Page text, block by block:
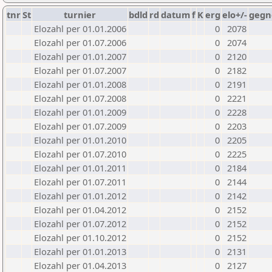
tnrSt turnier bdld rd datumf Kerg elo+/-
Elozahl per 01.01.2006
0 2078
Elozahl per 01.07.2006
0 2074
Elozahl per 01.01.2007
0 2120
Elozahl per 01.07.2007
0 2182
Elozahl per 01.01.2008
0 2191
Elozahl per 01.07.2008
0 2221
Elozahl per 01.01.2009
0 2228
Elozahl per 01.07.2009
0 2203
Elozahl per 01.01.2010
0 2205
Elozahl per 01.07.2010
0 2225
Elozahl per 01.01.2011
0 2184
Elozahl per 01.07.2011
0 2144
Elozahl per 01.01.2012
0 2142
Elozahl per 01.04.2012
0 2152
Elozahl per 01.07.2012
0 2152
Elozahl per 01.10.2012
0 2152
Elozahl per 01.01.2013
0 2131
Elozahl per 01.04.2013
0 2127